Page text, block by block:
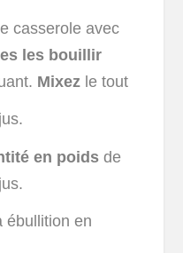
casserole avec
les bouillir
Mixezle tout
en poidsde
ébullition en